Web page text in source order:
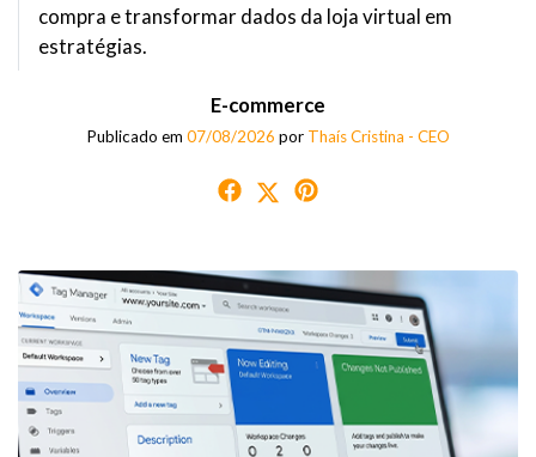
compra e transformar dados da loja virtual em
estratégias.
E-commerce
Publicado em 07/08/2026 por Thaís Cristina - CEO